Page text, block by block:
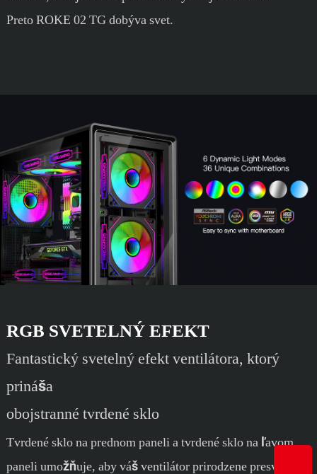
Preto ROKE 02 TG dobýva svet.
RGB SVETELNÝ EFEKT
Fantastický svetelný efekt ventilátora, ktorý
prináša
obojstranné tvrdené sklo
Tvrdené sklo na prednom paneli a tvrdené sklo na ľavom
paneli umožňuje, aby váš ventilátor prirodzene presvietil